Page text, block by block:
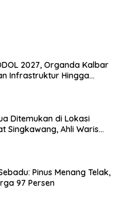
2027, Organda Kalbar
Infrastruktur Hingga
Ditemukan di Lokasi
Singkawang, Ahli Waris
Pinus Menang Telak,
97 Persen